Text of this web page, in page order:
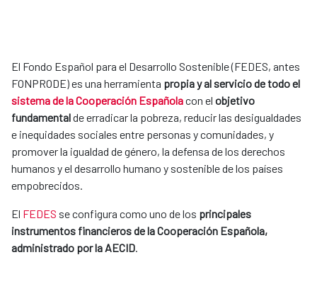
El Fondo Español para el Desarrollo Sostenible (FEDES, antes
FONPRODE) es una herramienta propia y al servicio de todo el
sistema de la Cooperación Españolacon el objetivo
fundamentalde erradicar la pobreza, reducir las desigualdades
e inequidades sociales entre personas y comunidades, y
promover la igualdad de género, la defensa de los derechos
humanos y el desarrollo humano y sostenible de los países
empobrecidos.
El FEDES se configura como uno de los principales
instrumentos financieros de la Cooperación Española,
administrado por la AECID.